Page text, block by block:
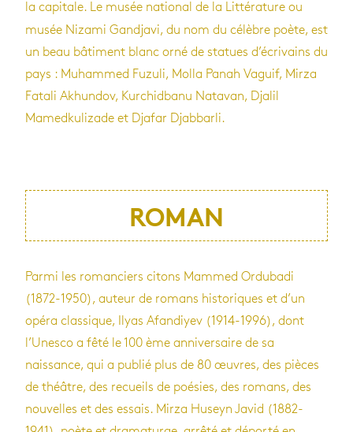
la capitale. Le musée national de la Littérature ou
musée Nizami Gandjavi, du nom du célèbre poète, est
un beau bâtiment blanc orné de statues d’écrivains du
pays : Muhammed Fuzuli, Molla Panah Vaguif, Mirza
Fatali Akhundov, Kurchidbanu Natavan, Djalil
Mamedkulizade et Djafar Djabbarli.
ROMAN
Parmi les romanciers citons Mammed Ordubadi
(1872-1950), auteur de romans historiques et d’un
opéra classique, Ilyas Afandiyev (1914-1996), dont
l’Unesco a fêté le 100 ème anniversaire de sa
naissance, qui a publié plus de 80 œuvres, des pièces
de théâtre, des recueils de poésies, des romans, des
nouvelles et des essais. Mirza Huseyn Javid (1882-